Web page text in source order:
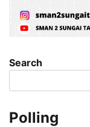
Search
Polling